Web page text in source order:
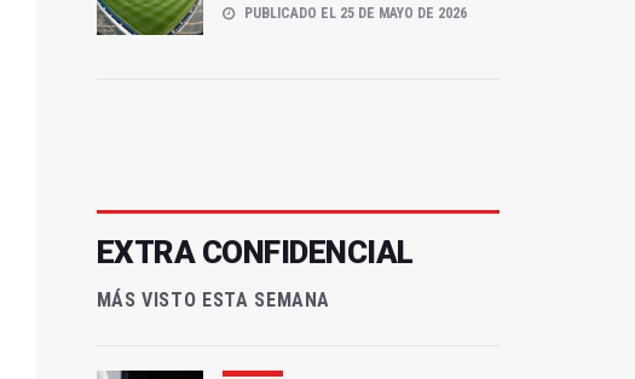
PUBLICADO EL 25 DE MAYO DE 2026
EXTRA CONFIDENCIAL
MÁS VISTO ESTA SEMANA